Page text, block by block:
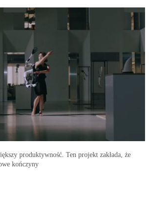
produktywność. Ten projekt zakłada, że
kończyny